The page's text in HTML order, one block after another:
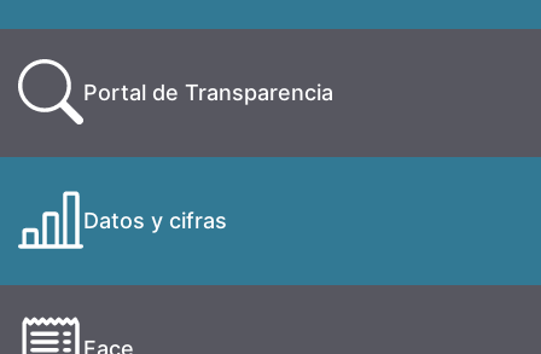
Portal de Transparencia
Datos y cifras
Face